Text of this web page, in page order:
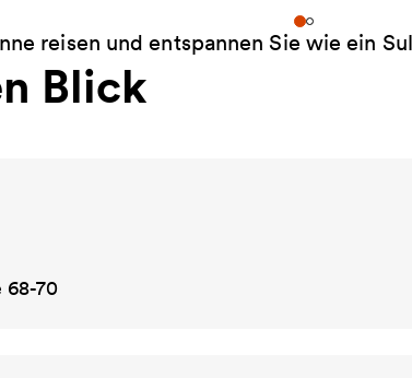
reisen und entspannen Sie wie ein
Blick
68-70